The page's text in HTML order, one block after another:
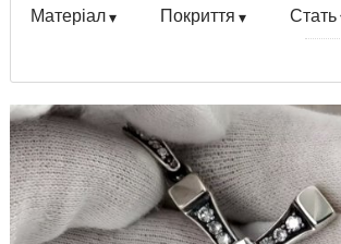
Матеріал Покриття Стать